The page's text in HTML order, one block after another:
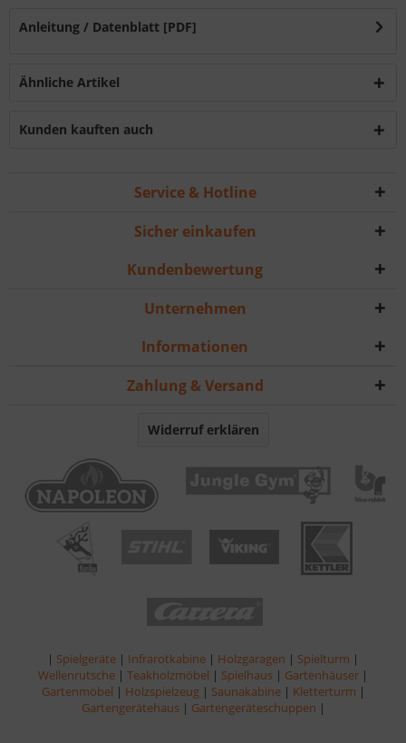
Anleitung / Datenblatt [PDF]
Ähnliche Artikel
Kunden kauften auch
Service & Hotline
Sicher einkaufen
Kundenbewertung
Unternehmen
Informationen
Zahlung & Versand
Widerruf erklären
| Spielgeräte | Infrarotkabine | Holzgaragen | Spielturm |
Wellenrutsche | Teakholzmöbel | Spielhaus | Gartenhäuser |
Gartenmöbel | Holzspielzeug | Saunakabine | Kletterturm |
Gartengerätehaus | Gartengeräteschuppen |